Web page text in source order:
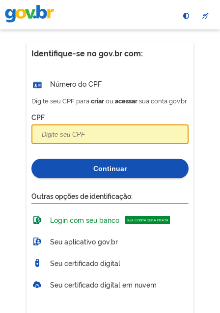
para
conteÃºdo
Identifique-se no gov.br com:
Número do CPF
Digite seu CPF paracriarou acessarsua conta gov.br
CPF
Continuar
Outras opções de identificação:
Login com seu banco SUA CONTA SERÁ PRATA
Seu aplicativo gov.br
Seu certificado digital
Seu certificado digital em nuvem